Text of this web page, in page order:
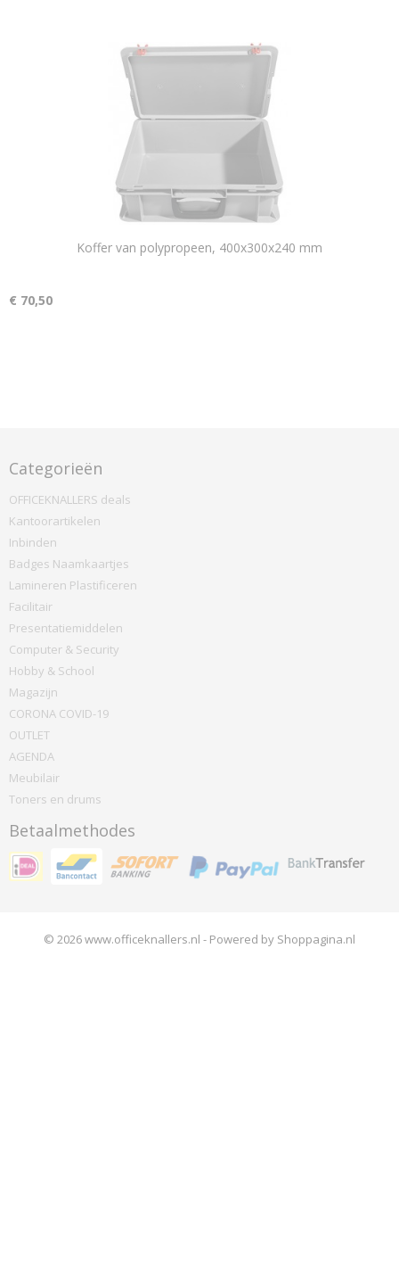
Koffer van polypropeen, 400x300x240 mm
€ 70,50
Categorieën
OFFICEKNALLERS deals
Kantoorartikelen
Inbinden
Badges Naamkaartjes
Lamineren Plastificeren
Facilitair
Presentatiemiddelen
Computer & Security
Hobby & School
Magazijn
CORONA COVID-19
OUTLET
AGENDA
Meubilair
Toners en drums
Betaalmethodes
© 2026 www.officeknallers.nl - Powered by Shoppagina.nl